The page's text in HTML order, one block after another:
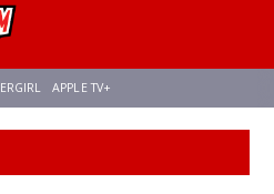
APPLE TV+